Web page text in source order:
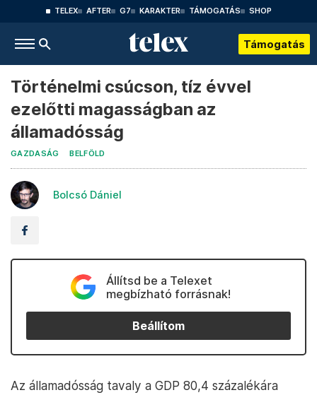
TELEX AFTER G7 KARAKTER TÁMOGATÁS SHOP
Támogatás
Történelmi csúcson, tíz évvel
ezelőtti magasságban az
államadósság
GAZDASÁG BELFÖLD
Bolcsó Dániel
Állítsd be a Telexet
megbízható forrásnak!
Beállítom
Az államadósság tavaly a GDP 80,4 százalékára